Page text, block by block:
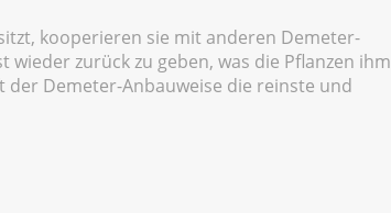
kooperieren sie mit anderen Demeter-
zurück zu geben, was die Pflanzen ihm
Demeter-Anbauweise die reinste und